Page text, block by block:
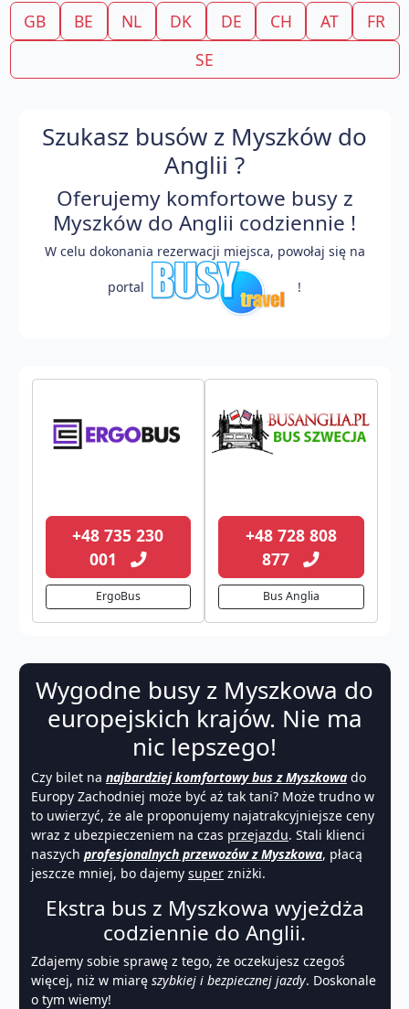
GB BE NL DK DE CH AT
FR
SE
Szukasz busów z Myszków do
Anglii ?
Oferujemy komfortowe busy z
Myszków do Anglii codziennie !
W celu dokonania rezerwacji miejsca, powołaj się na
portal !
+48 735 230
001
ErgoBus
+48 728 808
877
Bus Anglia
Wygodne busy z Myszkowa do
europejskich krajów. Nie ma
nic lepszego!
Czy bilet na najbardziej komfortowy bus z Myszkowa do
Europy Zachodniej może być aż tak tani? Może trudno w
to uwierzyć, że ale proponujemy najatrakcyjniejsze ceny
wraz z ubezpieczeniem na czas przejazdu. Stali klienci
naszych profesjonalnych przewozów z Myszkowa, płacą
jeszcze mniej, bo dajemy super zniżki.
Ekstra bus z Myszkowa wyjeżdża
codziennie do Anglii.
Zdajemy sobie sprawę z tego, że oczekujesz czegoś
więcej, niż w miarę szybkiej i bezpiecznej jazdy. Doskonale
o tym wiemy!